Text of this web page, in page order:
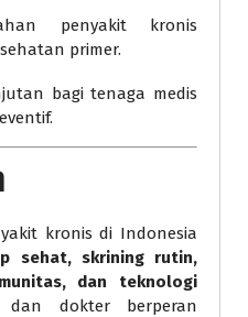
penyakit kronis
primer.
bagi tenaga medis
kronis di Indonesia
sehat, skrining rutin,
dan teknologi
dan dokter berperan